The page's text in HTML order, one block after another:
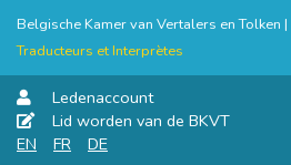
Belgische Kamer van Vertalers en Tolken |
Traducteurs et Interprètes
Ledenaccount
Lid worden van de BKVT
EN
FR DE